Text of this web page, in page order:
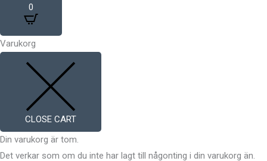
0
Varukorg
CLOSE CART
Din varukorg är tom.
Det verkar som om du inte har lagt till någonting i din varukorg än.